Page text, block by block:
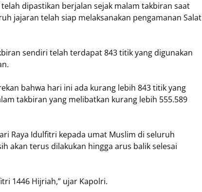
dipastikan berjalan sejak malam takbiran saat
jajaran telah siap melaksanakan pengamanan Salat
sendiri telah terdapat 843 titik yang digunakan
bahwa hari ini ada kurang lebih 843 titik yang
takbiran yang melibatkan kurang lebih 555.589
Raya Idulfitri kepada umat Muslim di seluruh
akan terus dilakukan hingga arus balik selesai
1446 Hijriah,” ujar Kapolri.